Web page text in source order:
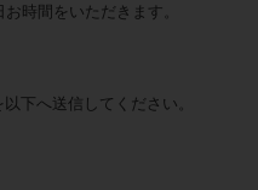
時間をいただきます。
下へ送信してください。